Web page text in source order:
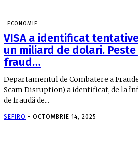
ECONOMIE
VISA a identificat
un miliard de dolari.
fraud…
Departamentul de Combatere a
Scam Disruption) a identificat, de la
de fraudă de...
SEFIRO - OCTOMBRIE 14, 2025